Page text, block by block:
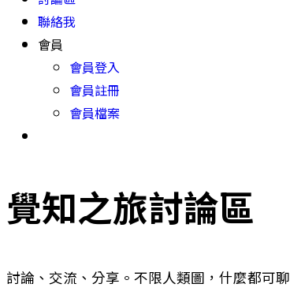
聯絡我
會員
會員登入
會員註冊
會員檔案
覺知之旅討論區
討論、交流、分享。不限人類圖，什麼都可聊